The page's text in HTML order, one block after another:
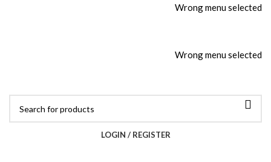
Wrong menu selected
Wrong menu selected
LOGIN / REGISTER